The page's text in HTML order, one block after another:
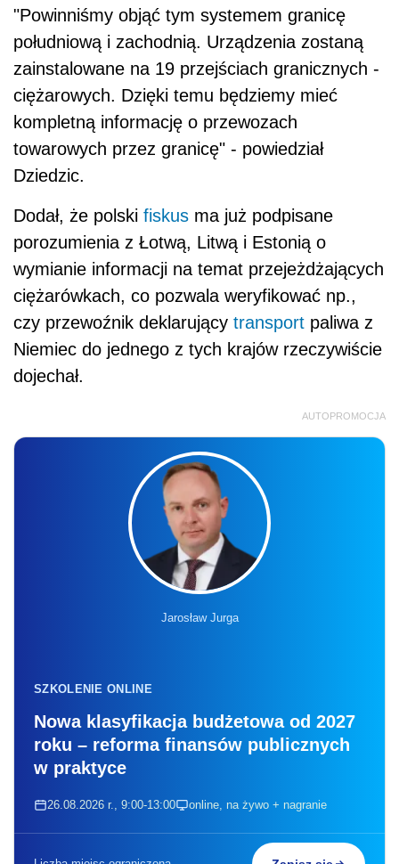
"Powinniśmy objąć tym systemem granicę
południową i zachodnią. Urządzenia zostaną
zainstalowane na 19 przejściach granicznych -
ciężarowych. Dzięki temu będziemy mieć
kompletną informację o przewozach
towarowych przez granicę" - powiedział
Dziedzic.
Dodał, że polski fiskus ma już podpisane
porozumienia z Łotwą, Litwą i Estonią o
wymianie informacji na temat przejeżdżających
ciężarówkach, co pozwala weryfikować np.,
czy przewoźnik deklarujący transport paliwa z
Niemiec do jednego z tych krajów rzeczywiście
dojechał.
AUTOPROMOCJA
Jarosław Jurga
SZKOLENIE ONLINE
Nowa klasyfikacja budżetowa od 2027
roku – reforma finansów publicznych
w praktyce
26.08.2026 r., 9:00-13:00 online, na żywo + nagranie